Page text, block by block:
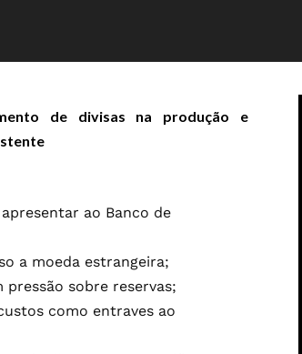
de divisas na produção e
ao Banco de
a moeda estrangeira;
sobre reservas;
como entraves ao